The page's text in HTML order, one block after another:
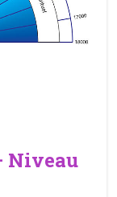
Niveau